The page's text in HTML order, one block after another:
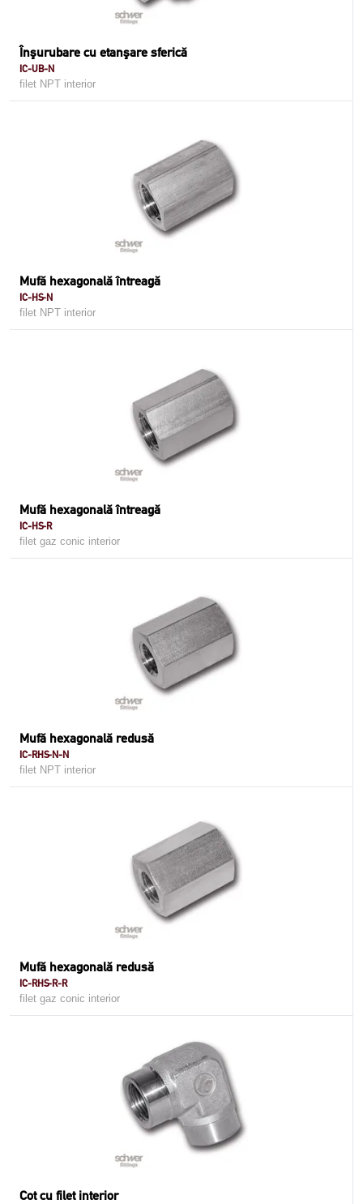
Înşurubare cu etanşare sferică
IC-UB-N
filet NPT interior
Mufă hexagonală întreagă
IC-HS-N
filet NPT interior
Mufă hexagonală întreagă
IC-HS-R
filet gaz conic interior
Mufă hexagonală redusă
IC-RHS-N-N
filet NPT interior
Mufă hexagonală redusă
IC-RHS-R-R
filet gaz conic interior
Cot cu filet interior